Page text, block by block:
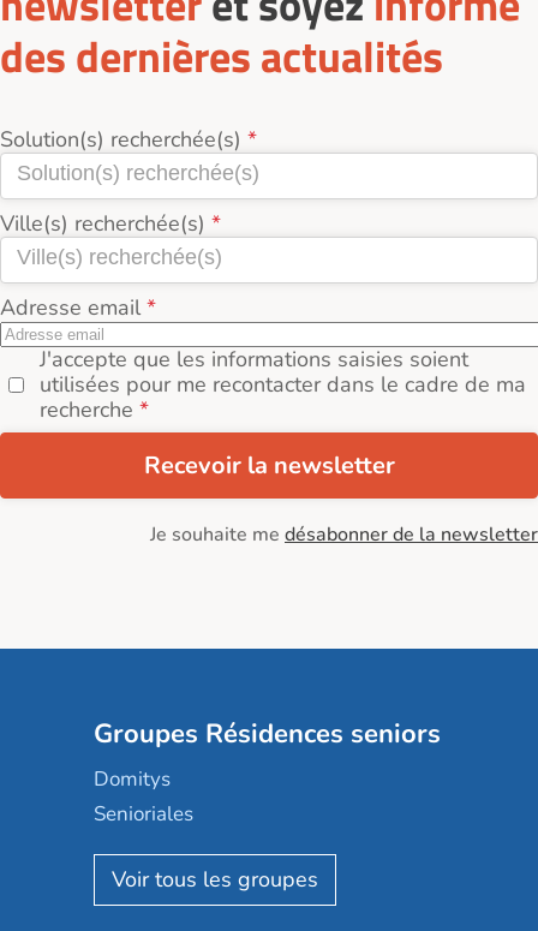
des dernières actualités
Solution(s) recherchée(s)
Ville(s) recherchée(s)
Adresse email
J'accepte que les informations saisies soient
utilisées pour me recontacter dans le cadre de ma
recherche
Recevoir la newsletter
Je souhaite me désabonner de la newsletter
Groupes Résidences seniors
Domitys
Senioriales
Nohée
Les Résidentiels